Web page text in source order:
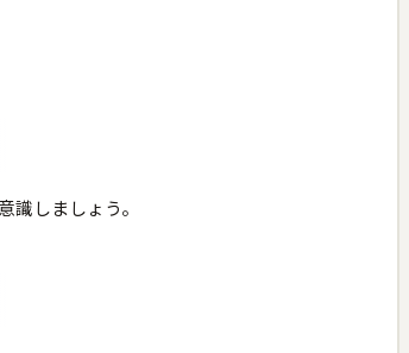
しましょう。